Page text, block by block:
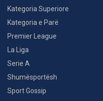
Kategoria Superiore
Kategoria e Parë
Premier League
La Liga
Serie A
Shumësportësh
Sport Gossip